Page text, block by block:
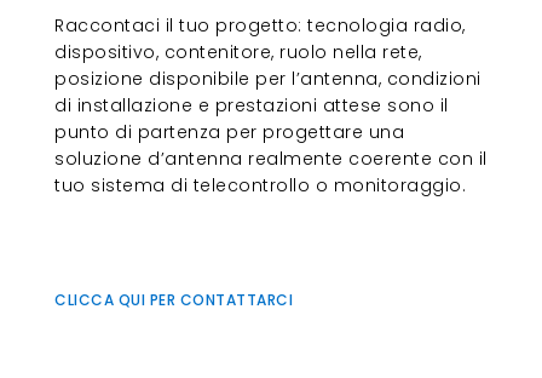
Raccontaci il tuo progetto: tecnologia radio,
dispositivo, contenitore, ruolo nella rete,
posizione disponibile per l’antenna, condizioni
di installazione e prestazioni attese sono il
punto di partenza per progettare una
soluzione d’antenna realmente coerente con il
tuo sistema di telecontrollo o monitoraggio.
CLICCA QUI PER CONTATTARCI